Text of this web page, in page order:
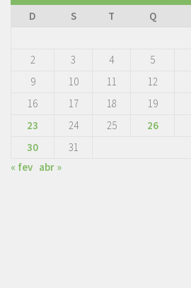
D
S T Q
2
3 4 5
9
10 11 12
16
17 18 19
23
24 25 26
30
31
« fev abr »